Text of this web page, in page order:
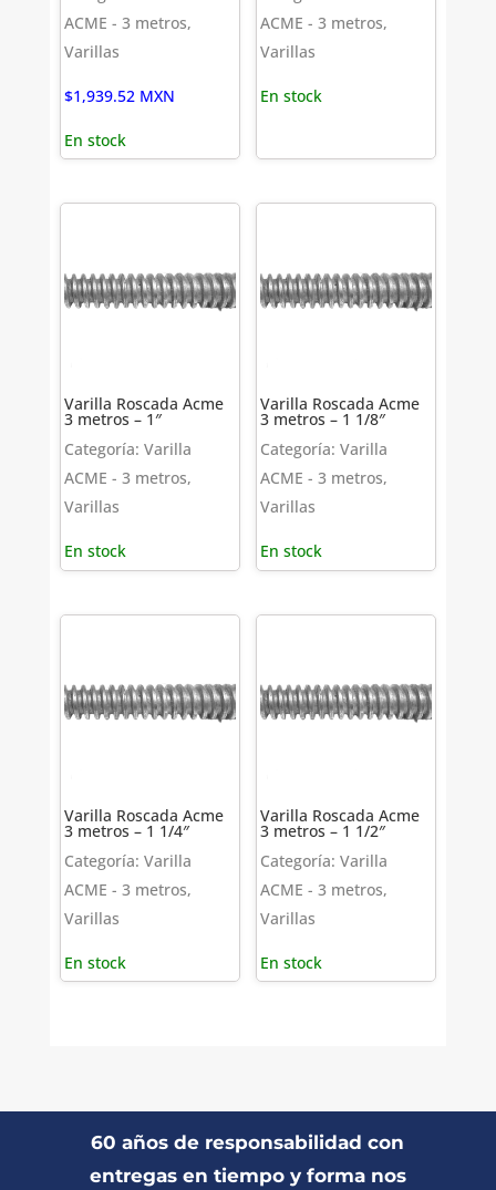
ACME - 3 metros,
Varillas
$1,939.52 MXN
En stock
ACME - 3 metros,
Varillas
En stock
Varilla Roscada Acme
3 metros – 1″
Categoría: Varilla
ACME - 3 metros,
Varillas
En stock
Varilla Roscada Acme
3 metros – 1 1/8″
Categoría: Varilla
ACME - 3 metros,
Varillas
En stock
Varilla Roscada Acme
3 metros – 1 1/4″
Categoría: Varilla
ACME - 3 metros,
Varillas
En stock
Varilla Roscada Acme
3 metros – 1 1/2″
Categoría: Varilla
ACME - 3 metros,
Varillas
En stock
60 años de responsabilidad con
entregas en tiempo y forma nos